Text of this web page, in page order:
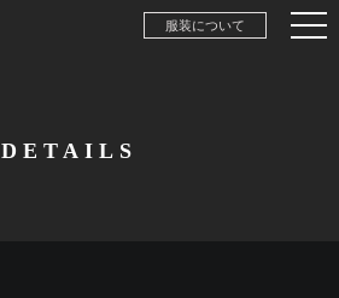
服装について
DETAILS